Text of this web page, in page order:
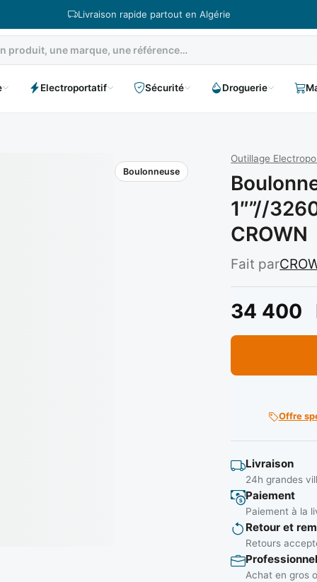
Livraison rapide partout en Algérie
Electroportatif Sécurité Droguerie
Boulonneuse
Outillage
1″”//
CROWN
Fait par
34 400
Offre
Livraison
24h grandes
Paiement
Paiement à la
Retour et
Retours
Achat en gros